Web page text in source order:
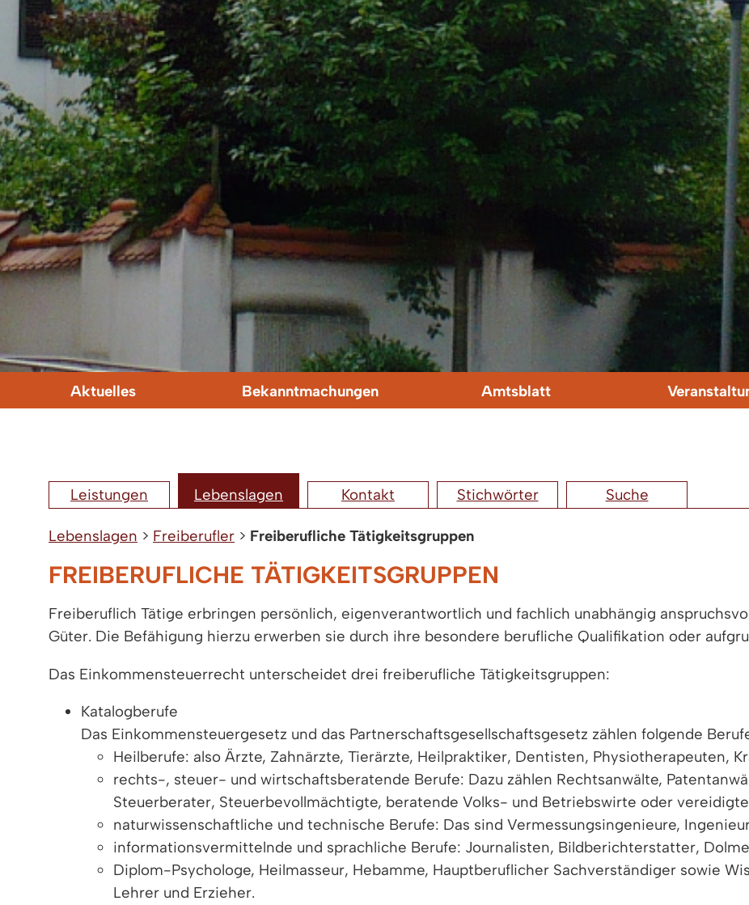
Aktuelles Bekanntmachungen Amtsblatt
Leistungen Lebenslagen Kontakt Stichwörter Suche
Lebenslagen > Freiberufler > Freiberufliche Tätigkeitsgruppen
FREIBERUFLICHE TÄTIGKEITSGRUPPEN
Freiberuflich Tätige erbringen persönlich, eigenverantwortlich und fachlich unabhängig
Güter. Die Befähigung hierzu erwerben sie durch ihre besondere berufliche Qualifikation oder
Das Einkommensteuerrecht unterscheidet drei freiberufliche Tätigkeitsgruppen:
Katalogberufe
Das Einkommensteuergesetz und das Partnerschaftsgesellschaftsgesetz zählen folgende
Heilberufe: also Ärzte, Zahnärzte, Tierärzte, Heilpraktiker, Dentisten, Physiotherapeuten,
rechts-, steuer- und wirtschaftsberatende Berufe: Dazu zählen Rechtsanwälte,
Steuerberater, Steuerbevollmächtigte, beratende Volks- und Betriebswirte oder
naturwissenschaftliche und technische Berufe: Das sind Vermessungsingenieure,
informationsvermittelnde und sprachliche Berufe: Journalisten, Bildberichterstatter,
Diplom-Psychologe, Heilmasseur, Hebamme, Hauptberuflicher Sachverständiger sowie
Lehrer und Erzieher.